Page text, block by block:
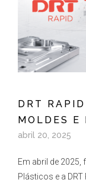
DRT
MOLDES E
abril 20, 2025
Em abril de 2025,
Plásticos e a